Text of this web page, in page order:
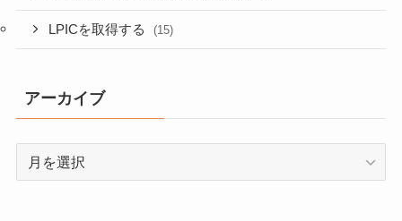
LPICを取得する (15)
アーカイブ